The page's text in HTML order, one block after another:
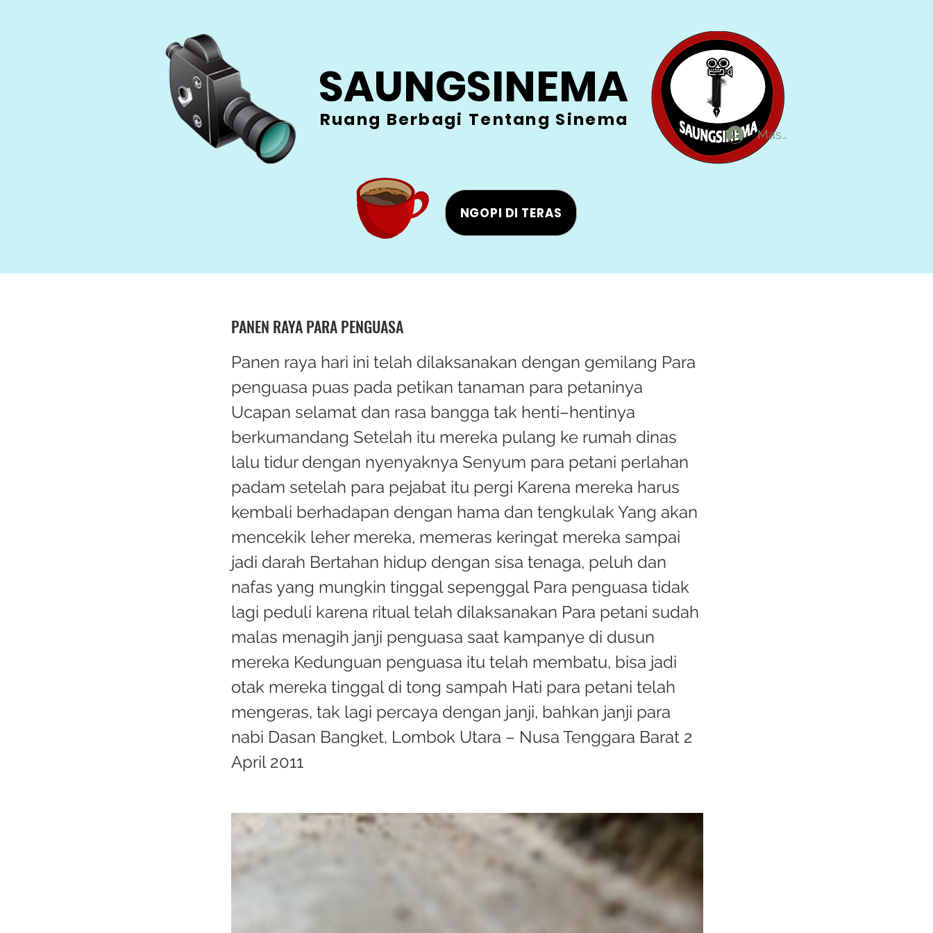
Ruang Berbagi Tentang Sinema
SAUNGSINEMA
Masuk
NGOPI DI TERAS
PANEN RAYA PARA PENGUASA
Panen raya hari ini telah dilaksanakan dengan gemilang Para
penguasa puas pada petikan tanaman para petaninya
Ucapan selamat dan rasa bangga tak henti–hentinya
berkumandang Setelah itu mereka pulang ke rumah dinas
lalu tidur dengan nyenyaknya Senyum para petani perlahan
padam setelah para pejabat itu pergi Karena mereka harus
kembali berhadapan dengan hama dan tengkulak Yang akan
mencekik leher mereka, memeras keringat mereka sampai
jadi darah Bertahan hidup dengan sisa tenaga, peluh dan
nafas yang mungkin tinggal sepenggal Para penguasa tidak
lagi peduli karena ritual telah dilaksanakan Para petani sudah
malas menagih janji penguasa saat kampanye di dusun
mereka Kedunguan penguasa itu telah membatu, bisa jadi
otak mereka tinggal di tong sampah Hati para petani telah
mengeras, tak lagi percaya dengan janji, bahkan janji para
nabi Dasan Bangket, Lombok Utara – Nusa Tenggara Barat 2
April 2011